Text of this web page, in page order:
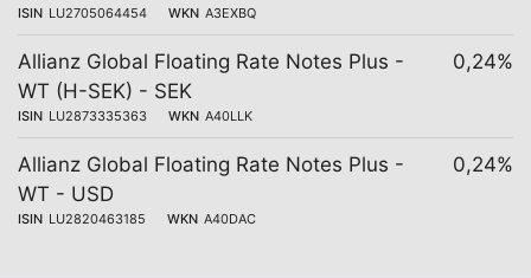
ISIN LU2705064454 WKN A3EXBQ
Allianz Global Floating Rate Notes Plus -
WT (H-SEK) - SEK
ISIN LU2873335363 WKN A40LLK
0,24%
Allianz Global Floating Rate Notes Plus -
WT - USD
ISIN LU2820463185 WKN A40DAC
0,24%